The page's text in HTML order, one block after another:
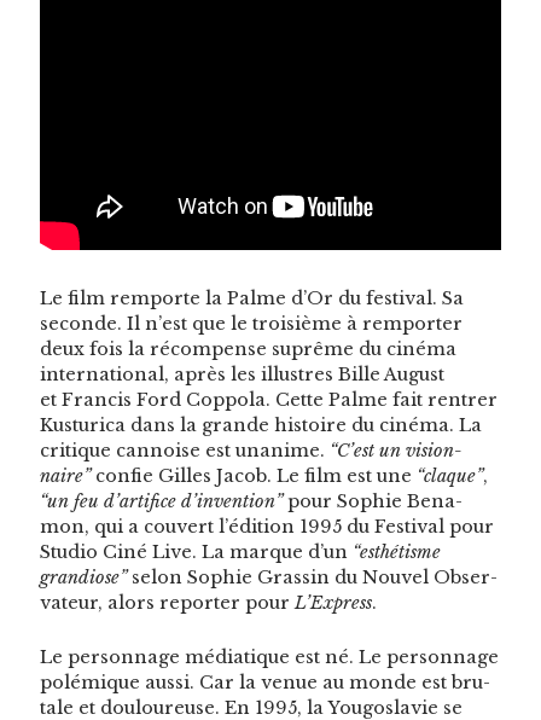
Le film rem­porte la Palme d’Or du fes­ti­val. Sa
sec­onde. Il n’est que le troisième à rem­porter
deux fois la récom­pense suprême du ciné­ma
inter­na­tion­al, après les illus­tres Bille August
et Fran­cis Ford Cop­po­la. Cette Palme fait ren­tr­er
Kus­turi­ca dans la grande his­toire du ciné­ma. La
cri­tique can­noise est unanime. “C’est un vision­
naire”con­fie Gilles Jacob. Le film est une “claque”,
“un feu d’artifice d’invention”pour Sophie Ben­a­
mon, qui a cou­vert l’édition 1995 du Fes­ti­val pour
Stu­dio Ciné Live. La mar­que d’un “esthétisme
grandiose”selon Sophie Grassin du Nou­v­el Obser­
va­teur, alors reporter pourL’Express.
Le per­son­nage médi­a­tique est né. Le per­son­nage
polémique aus­si. Car la venue au monde est bru­
tale et douloureuse. En 1995, la Yougoslavie se